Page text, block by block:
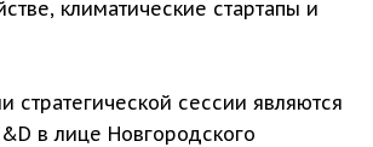
климатические стартапы и
стратегической сессии являются
в лице Новгородского